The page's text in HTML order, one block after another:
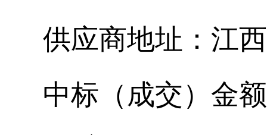
供应商地址： 江
中标（成交）金